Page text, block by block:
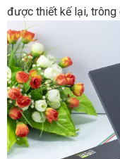
‌được‌ ‌thiết‌ ‌kế‌ ‌lại,‌ ‌trông‌